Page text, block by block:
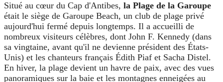
Situé au cœur du Cap d'Antibes, la Plage de la Garoupe
était le siège de Garoupe Beach, un club de plage privé
aujourd'hui fermé depuis longtemps. Il a accueilli de
nombreux visiteurs célèbres, dont John F. Kennedy (dans
sa vingtaine, avant qu'il ne devienne président des États-
Unis) et les chanteurs français Édith Piaf et Sacha Distel.
En hiver, la plage devient un havre de paix, avec des vues
panoramiques sur la baie et les montagnes enneigées au